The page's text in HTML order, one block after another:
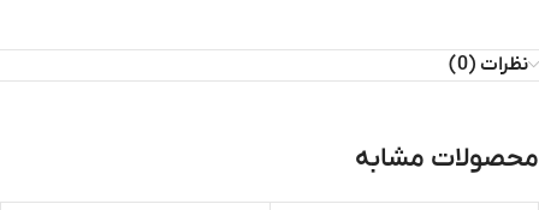
نظرات (0)
محصولات مشابه